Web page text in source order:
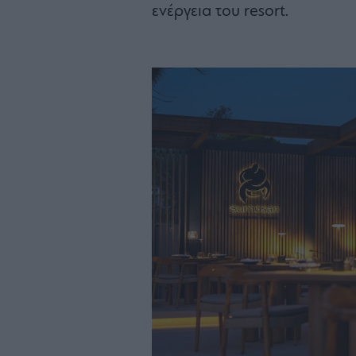
ενέργεια του resort.